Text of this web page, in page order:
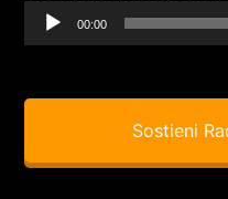
00:00
Sostieni